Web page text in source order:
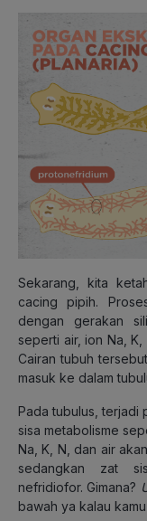
Sekarang, kita
cacing pipih.
dengan gerakan
seperti air, ion Na,
Cairan tubuh
masuk ke dalam
Pada tubulus, terjadi
sisa metabolisme
Na, K, N, dan air
sedangkan zat
nefridiofor. Gimana?
bawah ya kalau